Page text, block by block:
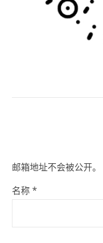
邮箱地址不会被公开。
名称 *